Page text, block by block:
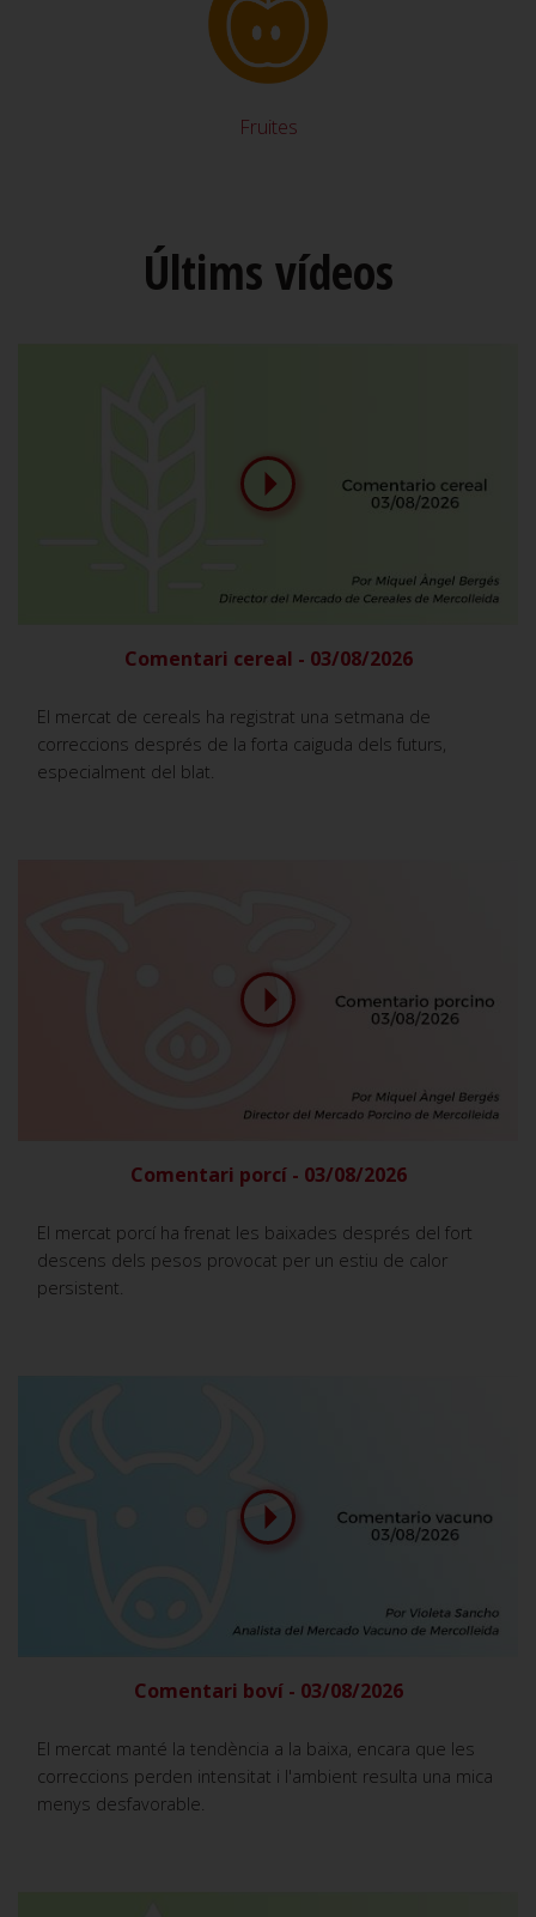
Fruites
Últims vídeos
Comentari cereal - 03/08/2026
El mercat de cereals ha registrat una setmana de
correccions després de la forta caiguda dels futurs,
especialment del blat.
Comentari porcí - 03/08/2026
El mercat porcí ha frenat les baixades després del fort
descens dels pesos provocat per un estiu de calor
persistent.
Comentari boví - 03/08/2026
El mercat manté la tendència a la baixa, encara que les
correccions perden intensitat i l'ambient resulta una mica
menys desfavorable.